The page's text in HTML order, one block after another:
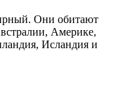
Они обитают
Америке,
Исландия и